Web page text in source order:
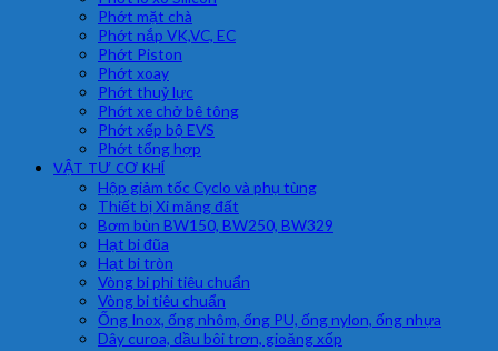
Phớt mặt chà
Phớt nắp VK,VC, EC
Phớt Piston
Phớt xoay
Phớt thuỷ lực
Phớt xe chở bê tông
Phớt xếp bộ EVS
Phớt tổng hợp
VẬT TƯ CƠ KHÍ
Hộp giảm tốc Cyclo và phụ tùng
Thiết bị Xi măng đất
Bơm bùn BW150, BW250, BW329
Hạt bi đũa
Hạt bi tròn
Vòng bi phi tiêu chuẩn
Vòng bi tiêu chuẩn
Ống Inox, ống nhôm, ống PU, ống nylon, ống nhựa
Dây curoa, dầu bôi trơn, gioăng xốp